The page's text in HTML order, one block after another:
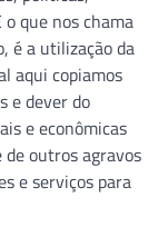
que nos chama
é a utilização da
aqui copiamos
e dever do
e econômicas
de outros agravos
e serviços para